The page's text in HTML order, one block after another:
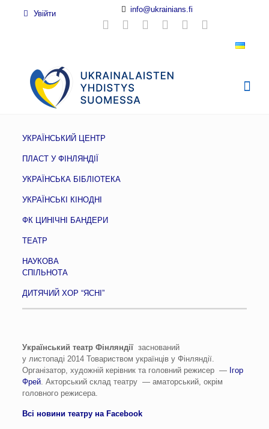
Увійти info@ukrainians.fi
УКРАЇНСЬКИЙ ЦЕНТР
ПЛАСТ У ФІНЛЯНДІЇ
УКРАЇНСЬКА БІБЛІОТЕКА
УКРАЇНСЬКІ КІНОДНІ
ФК ЦИНІЧНІ БАНДЕРИ
ТЕАТР
НАУКОВА
СПІЛЬНОТА
ДИТЯЧИЙ ХОР “ЯСНІ”
Український театр Фінляндії заснований
у листопаді 2014 Товариством українців у Фінляндії.
Організатор, художній керівник та головний режисер — Ігор
Фрей. Акторський склад театру — аматорський, окрiм
головного режисера.
Всі новини театру на Facebook